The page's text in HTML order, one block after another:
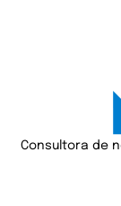
Consultora de